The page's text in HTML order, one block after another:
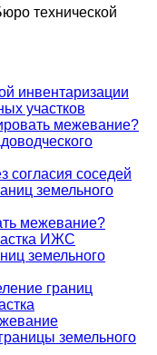
технической
инвентаризации
участков
межевание?
согласия соседей
земельного
межевание?
ИЖС
земельного
границ
земельного